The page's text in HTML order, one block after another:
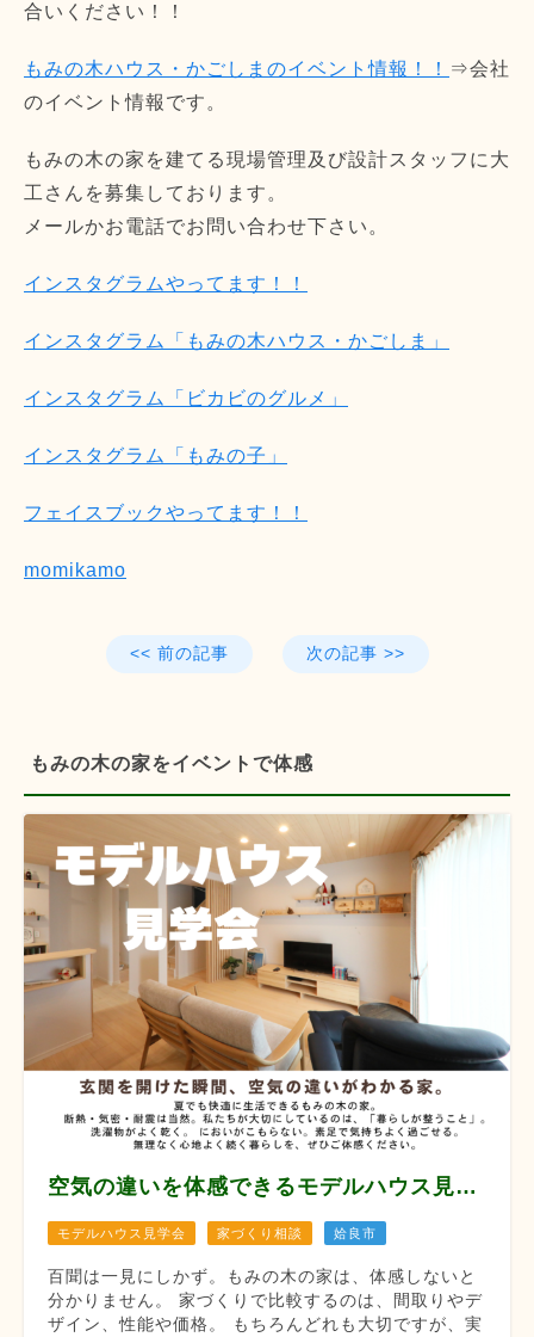
合いください！！
もみの木ハウス・かごしまのイベント情報！！ ⇒会社
のイベント情報です。
もみの木の家を建てる現場管理及び設計スタッフに大
工さんを募集しております。
メールかお電話でお問い合わせ下さい。
インスタグラムやってます！！
インスタグラム「もみの木ハウス・かごしま」
インスタグラム「ビカビのグルメ」
インスタグラム「もみの子」
フェイスブックやってます！！
momikamo
<< 前の記事 次の記事 >>
もみの木の家をイベントで体感
空気の違いを体感できるモデルハウス見学会 【8月12/13/14/22/23/29/30】
モデルハウス見学会 家づくり相談 姶良市
百聞は一見にしかず。もみの木の家は、体感しないと
分かりません。 家づくりで比較するのは、間取りやデ
ザイン、性能や価格。 もちろんどれも大切ですが、実